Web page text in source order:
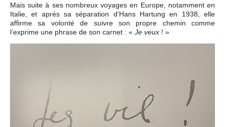
Mais suite à ses nombreux voyages en Europe, notamment en
Italie, et après sa séparation d’Hans Hartung en 1938, elle
affirme sa volonté de suivre son propre chemin comme
l’exprime une phrase de son carnet : « Je veux ! »